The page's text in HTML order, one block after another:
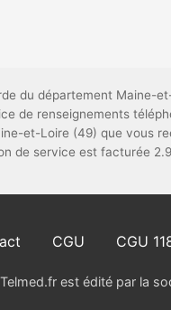
du département Maine-
renseignements
et-Loire (49) que vous
de service est facturée
CGU CGU
est édité par la